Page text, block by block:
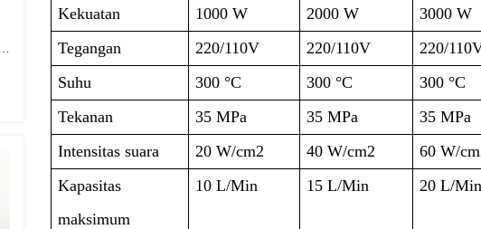
Kekuatan
1000 W 2000 W 3000 W
Tegangan
220/110V 220/110V 220/
Suhu
300 °C 300 °C 300 °C
Tekanan
35 MPa 35 MPa 35 MPa
Intensitas suara
20 W/cm2 40 W/cm2 60 W/
Kapasitas
maksimum
10 L/Min 15 L/Min 20 L/Min